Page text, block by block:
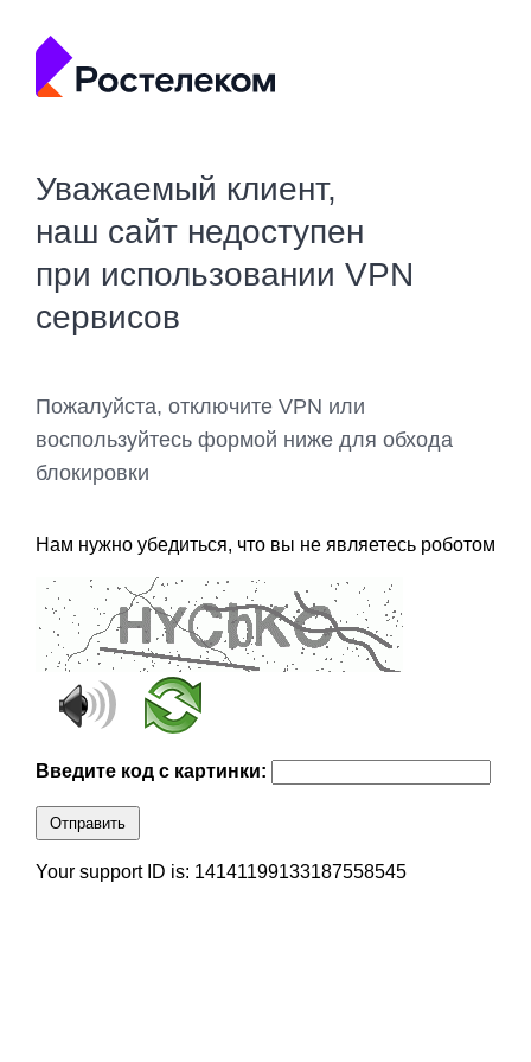
Уважаемый клиент,
наш сайт недоступен
при использовании VPN
сервисов
Пожалуйста, отключите VPN или
воспользуйтесь формой ниже для обхода
блокировки
Нам нужно убедиться, что вы не являетесь роботом
Введите код с картинки:
Отправить
Your support ID is: 14141199133187558545